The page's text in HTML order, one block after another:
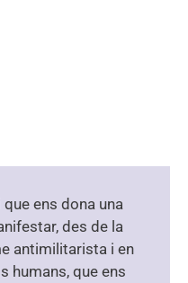
ens dona una
des de la
antimilitarista i en
humans, que ens